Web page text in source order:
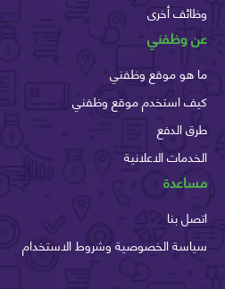
وظائف أخرى
عن وظفني
ما هو موقع وظفني
كيف استخدم موقع وظفني
طرق الدفع
الخدمات الاعلانية
مساعدة
اتصل بنا
سياسة الخصوصية وشروط الاستخدام